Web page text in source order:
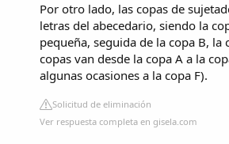
Por otro lado, las copas de
letras del abecedario, siendo la
pequeña, seguida de la copa B, la
copas van desde la copa A a la
algunas ocasiones a la copa F).
Solicitud de eliminación
Ver respuesta completa en gisela.com